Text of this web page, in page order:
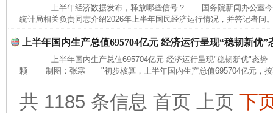
上半年经济数据发布，释放哪些信号？ 国务院新闻办公室今
统计局相关负责同志介绍2026年上半年国民经济运行情况，并答记者问
上半年国内生产总值695704亿元 经济运行呈现“稳韧新优”
上半年国内生产总值695704亿元 经济运行呈现"稳韧新优"态
颗 制图：张寒 "初步核算，上半年国内生产总值695704亿元，按
共 1185 条信息 首页 上页 下